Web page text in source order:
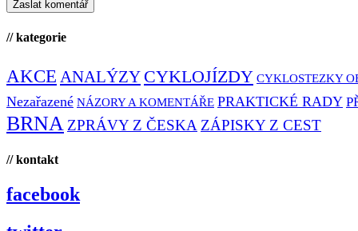
// kategorie
AKCE ANALÝZY CYKLOJÍZDY CYKLOSTEZKY
Nezařazené NÁZORY A KOMENTÁŘE PRAKTICKÉ RADY
BRNA ZPRÁVY Z ČESKA ZÁPISKY Z CEST
// kontakt
facebook